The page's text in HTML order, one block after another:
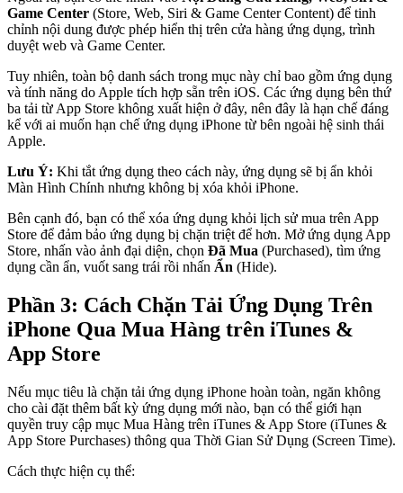
Game Center (Store, Web, Siri & Game Center Content) để tinh
chỉnh nội dung được phép hiển thị trên cửa hàng ứng dụng, trình
duyệt web và Game Center.
Tuy nhiên, toàn bộ danh sách trong mục này chỉ bao gồm ứng dụng
và tính năng do Apple tích hợp sẵn trên iOS. Các ứng dụng bên thứ
ba tải từ App Store không xuất hiện ở đây, nên đây là hạn chế đáng
kể với ai muốn hạn chế ứng dụng iPhone từ bên ngoài hệ sinh thái
Apple.
Lưu Ý: Khi tắt ứng dụng theo cách này, ứng dụng sẽ bị ẩn khỏi
Màn Hình Chính nhưng không bị xóa khỏi iPhone.
Bên cạnh đó, bạn có thể xóa ứng dụng khỏi lịch sử mua trên App
Store để đảm bảo ứng dụng bị chặn triệt để hơn. Mở ứng dụng App
Store, nhấn vào ảnh đại diện, chọn Đã Mua (Purchased), tìm ứng
dụng cần ẩn, vuốt sang trái rồi nhấn Ẩn (Hide).
Phần 3: Cách Chặn Tải Ứng Dụng Trên
iPhone Qua Mua Hàng trên iTunes &
App Store
Nếu mục tiêu là chặn tải ứng dụng iPhone hoàn toàn, ngăn không
cho cài đặt thêm bất kỳ ứng dụng mới nào, bạn có thể giới hạn
quyền truy cập mục Mua Hàng trên iTunes & App Store (iTunes &
App Store Purchases) thông qua Thời Gian Sử Dụng (Screen Time).
Cách thực hiện cụ thể: